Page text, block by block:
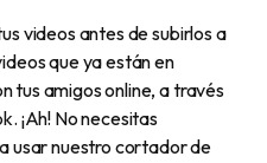
videos antes de subirlos a
que ya están en
tus amigos online, a través
¡Ah! No necesitas
usar nuestro cortador de